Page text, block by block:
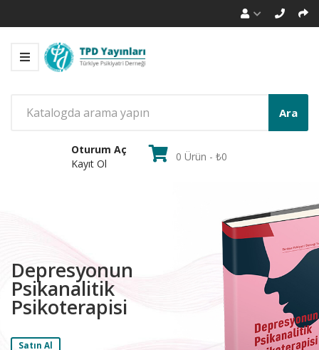
Ara
Oturum Aç
Kayıt Ol
0 Ürün - ₺0
Depresyonun
Psikanalitik
Psikoterapisi
Satın Al